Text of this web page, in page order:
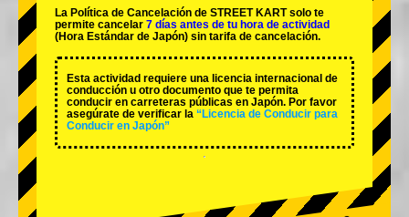
La Política de Cancelación de STREET KART solo te
permite cancelar 7 días antes de tu hora de actividad
(Hora Estándar de Japón) sin tarifa de cancelación.
Esta actividad requiere una licencia internacional de
conducción u otro documento que te permita
conducir en carreteras públicas en Japón. Por favor
asegúrate de verificar la “Licencia de Conducir para
Conducir en Japón”